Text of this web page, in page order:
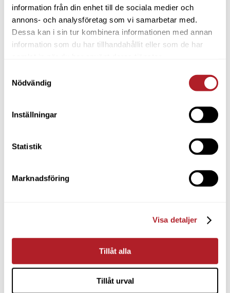
information från din enhet till de sociala medier och
annons- och analysföretag som vi samarbetar med.
Dessa kan i sin tur kombinera informationen med annan
information som du har tillhandahållit eller som de har
Nödvändig
Inställningar
Statistik
Marknadsföring
Visa detaljer
Tillåt alla
Tillåt urval